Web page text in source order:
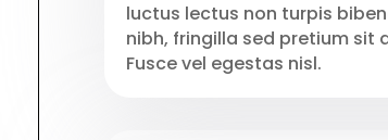
luctus lectus non turpis
nibh, fringilla sed pretium sit
Fusce vel egestas nisl.